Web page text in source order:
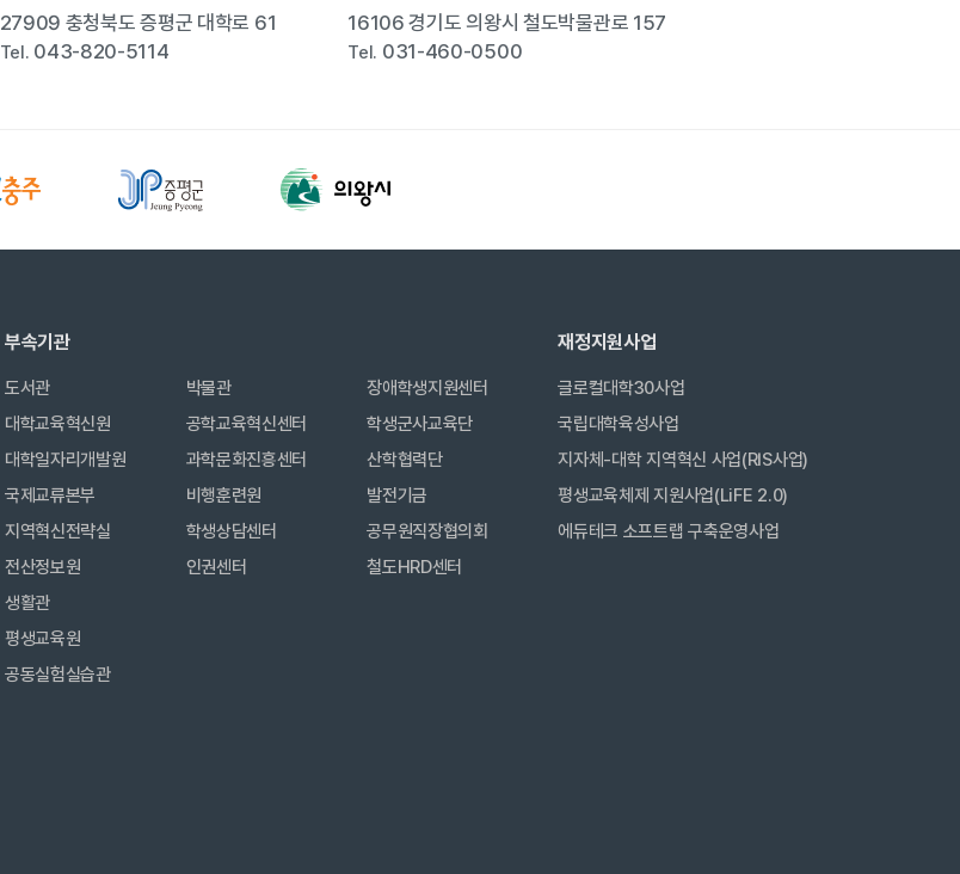
27909 충청북도 증평군 대학로 61
Tel. 043-820-5114
16106 경기도 의왕시 철도박물관로 157
Tel. 031-460-0500
부속기관
도서관
대학교육혁신원
대학일자리개발원
국제교류본부
지역혁신전략실
전산정보원
생활관
평생교육원
공동실험실습관
박물관
공학교육혁신센터
과학문화진흥센터
비행훈련원
학생상담센터
인권센터
장애학생지원센터
학생군사교육단
산학협력단
발전기금
공무원직장협의회
철도HRD센터
재정지원사업
글로컬대학30사업
국립대학육성사업
지자체-대학 지역혁신 사업(RIS사업)
평생교육체제 지원사업(LiFE 2.0)
에듀테크 소프트랩 구축운영사업